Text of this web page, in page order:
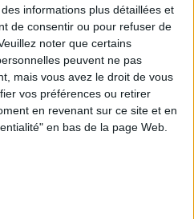
informations plus détaillées et
de consentir ou pour refuser de
noter que certains
peuvent ne pas
mais vous avez le droit de vous
vos préférences ou retirer
en revenant sur ce site et en
en bas de la page Web.
par des féculents ?
du 05/08/2026